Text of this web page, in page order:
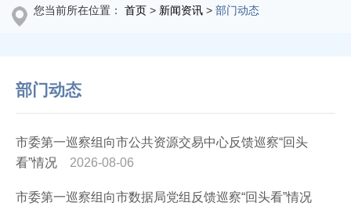
您当前所在位置： 首页 > 新闻资讯 > 部门动态
部门动态
市委第一巡察组向市公共资源交易中心反馈巡察“回头
看”情况
2026-08-06
市委第一巡察组向市数据局党组反馈巡察“回头看”情况